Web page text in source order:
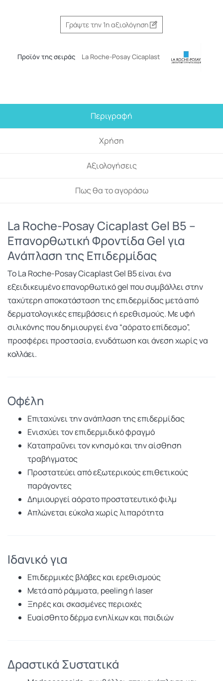
Γράψτε την 1η αξιολόγηση
Προϊόν της σειράς La Roche-Posay Cicaplast
Περιγραφή
Χρήση
Αξιολογήσεις
Πως θα το αγοράσω
La Roche-Posay Cicaplast Gel B5 –
Επανορθωτική Φροντίδα Gel για
Ανάπλαση της Επιδερμίδας
Το La Roche-Posay Cicaplast Gel B5 είναι ένα
εξειδικευμένο επανορθωτικό gel που συμβάλλει στην
ταχύτερη αποκατάσταση της επιδερμίδας μετά από
δερματολογικές επεμβάσεις ή ερεθισμούς. Με υφή
σιλικόνης που δημιουργεί ένα “αόρατο επίδεσμο”,
προσφέρει προστασία, ενυδάτωση και άνεση χωρίς να
κολλάει.
Οφέλη
Επιταχύνει την ανάπλαση της επιδερμίδας
Ενισχύει τον επιδερμιδικό φραγμό
Καταπραΰνει τον κνησμό και την αίσθηση
τραβήγματος
Προστατεύει από εξωτερικούς επιθετικούς
παράγοντες
Δημιουργεί αόρατο προστατευτικό φιλμ
Απλώνεται εύκολα χωρίς λιπαρότητα
Ιδανικό για
Επιδερμικές βλάβες και ερεθισμούς
Μετά από ράμματα, peeling ή laser
Ξηρές και σκασμένες περιοχές
Ευαίσθητο δέρμα ενηλίκων και παιδιών
Δραστικά Συστατικά